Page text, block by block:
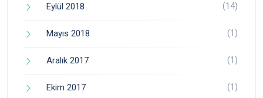
Eylül 2018 (14)
Mayıs 2018 (1)
Aralık 2017 (1)
Ekim 2017 (1)